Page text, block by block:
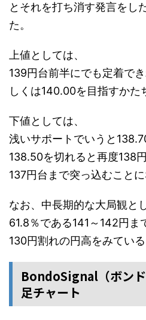
とそれを打ち消す発言をし
た。
上値としては、
139円台前半にでも定着で
しくは140.00を目指すかた
下値としては、
浅いサポートでいうと
138.50を切れると再度138
137円台まで突っ込むことに
なお、中長期的な大局観と
61.8％である141～142円ま
130円割れの円高をみている
BondoSignal（ボン
足チャート